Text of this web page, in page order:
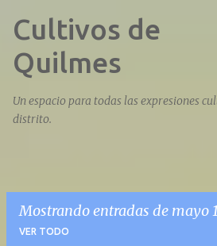
Ir al contenido
Cultivos de
Quilmes
Un espacio para todas las expresiones
distrito.
Mostrando entradas de mayo
VER TODO